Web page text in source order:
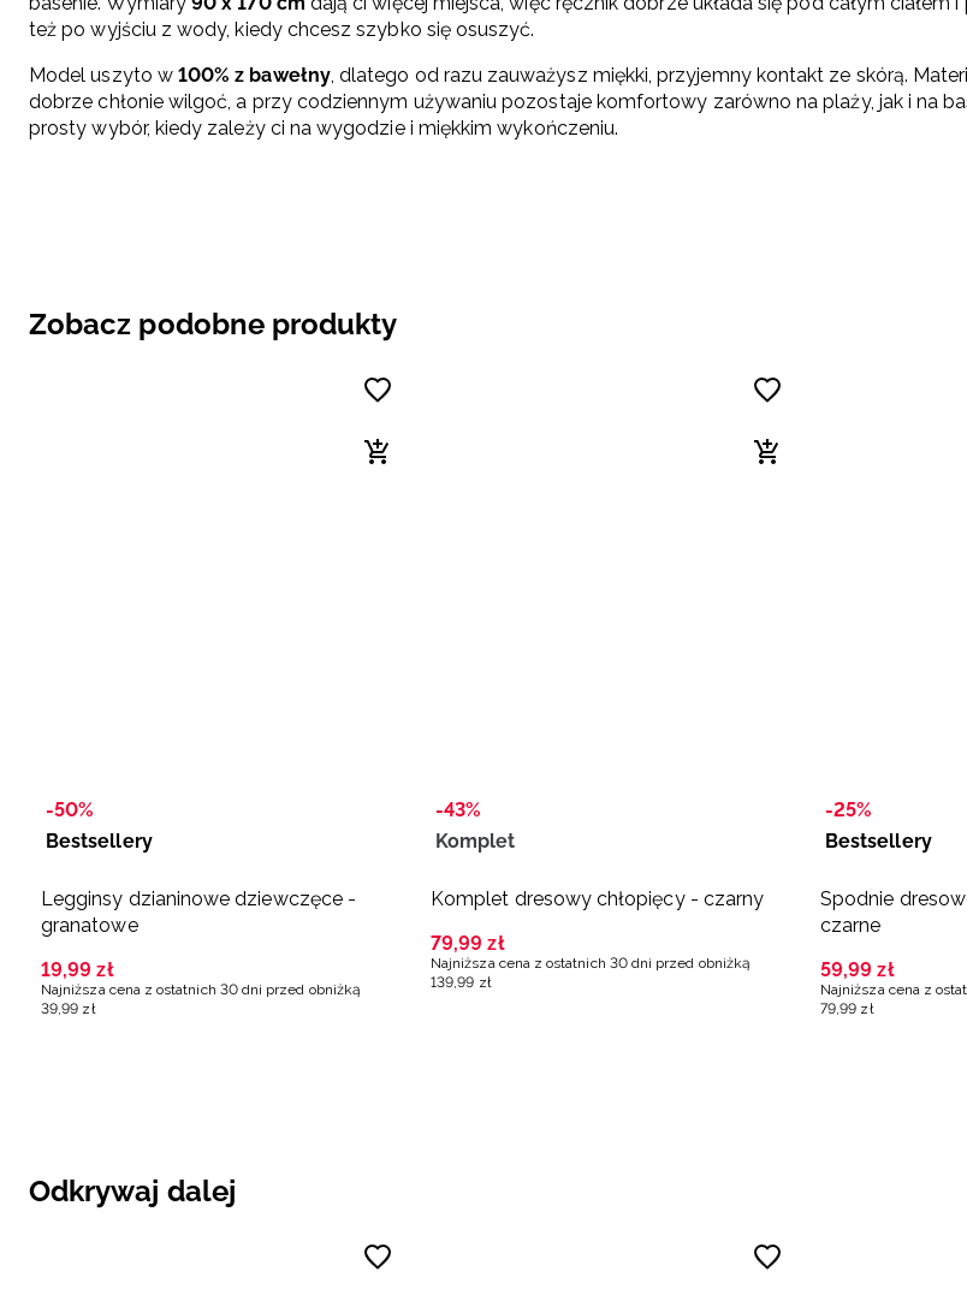
też po wyjściu z wody, kiedy chcesz szybko się osuszyć.
Model uszyto w 100% z bawełny, dlatego od razu zauważysz miękki, przyjemny kontakt ze skórą.
dobrze chłonie wilgoć, a przy codziennym używaniu pozostaje komfortowy zarówno na plaży, jak i na
prosty wybór, kiedy zależy ci na wygodzie i miękkim wykończeniu.
Zobacz podobne produkty
-50%
Bestsellery
Legginsy dzianinowe dziewczęce -
granatowe
19,99 zł
Najniższa cena z ostatnich 30 dni przed obniżką
39,99 zł
-43%
Komplet
Komplet dresowy chłopięcy - czarny
79,99 zł
Najniższa cena z ostatnich 30 dni przed obniżką
139,99 zł
-25%
Bestsellery
Spodnie
czarne
59,99 zł
Najniższa cena z
79,99 zł
Odkrywaj dalej